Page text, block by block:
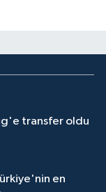
transfer oldu
en